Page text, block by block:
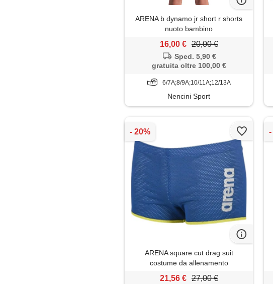
ARENA b dynamo jr short r shorts
nuoto bambino
16,00 € 20,00 €
Sped. 5,90 €
gratuita oltre 100,00 €
6/7A;8/9A;10/11A;12/13A
Nencini Sport
ARENA square cut drag suit
costume da allenamento
21,56 € 27,00 €